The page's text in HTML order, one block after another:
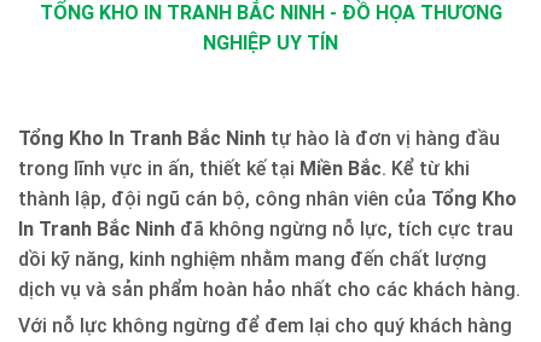
TỔNG KHO IN TRANH BẮC NINH - ĐỒ HỌA THƯƠNG
NGHIỆP UY TÍN
Tổng Kho In Tranh Bắc Ninh tự hào là đơn vị hàng đầu
trong lĩnh vực in ấn, thiết kế tại Miền Bắc. Kể từ khi
thành lập, đội ngũ cán bộ, công nhân viên của Tổng Kho
In Tranh Bắc Ninh đã không ngừng nỗ lực, tích cực trau
dồi kỹ năng, kinh nghiệm nhằm mang đến chất lượng
dịch vụ và sản phẩm hoàn hảo nhất cho các khách hàng.
Với nỗ lực không ngừng để đem lại cho quý khách hàng